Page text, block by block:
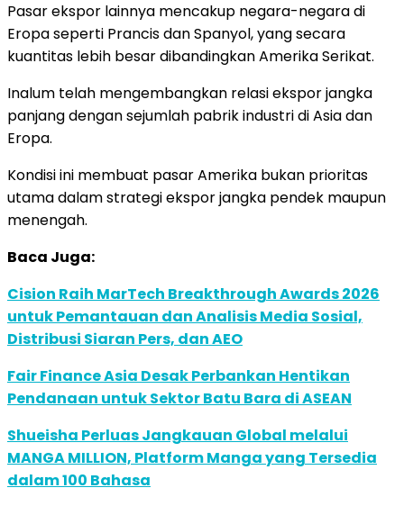
Pasar ekspor lainnya mencakup negara-negara di
Eropa seperti Prancis dan Spanyol, yang secara
kuantitas lebih besar dibandingkan Amerika Serikat.
Inalum telah mengembangkan relasi ekspor jangka
panjang dengan sejumlah pabrik industri di Asia dan
Eropa.
Kondisi ini membuat pasar Amerika bukan prioritas
utama dalam strategi ekspor jangka pendek maupun
menengah.
Baca Juga:
Cision Raih MarTech Breakthrough Awards 2026
untuk Pemantauan dan Analisis Media Sosial,
Distribusi Siaran Pers, dan AEO
Fair Finance Asia Desak Perbankan Hentikan
Pendanaan untuk Sektor Batu Bara di ASEAN
Shueisha Perluas Jangkauan Global melalui
MANGA MILLION, Platform Manga yang Tersedia
dalam 100 Bahasa